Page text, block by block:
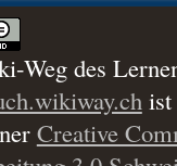
Weg des
ist
Creative